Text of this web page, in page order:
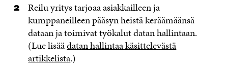
Reilu yritys tarjoaa asiakkailleen ja
kumppaneilleen pääsyn heistä keräämäänsä
dataan ja toimivat työkalut datan hallintaan.
(Lue lisäädatan hallintaa käsittelevästä
artikkelista.)